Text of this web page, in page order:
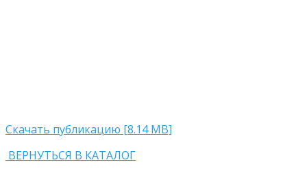
Скачать публикацию [8.14 MB]
ВЕРНУТЬСЯ В КАТАЛОГ